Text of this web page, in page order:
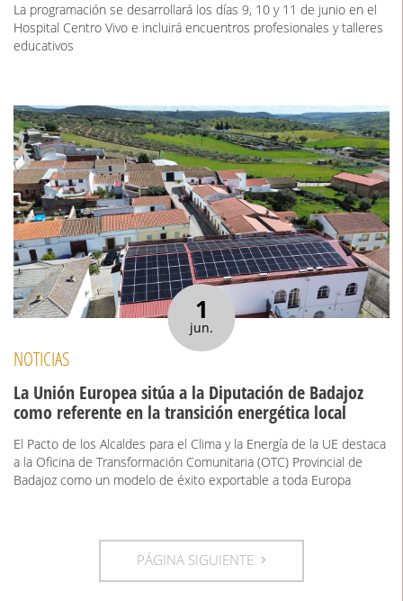
La programación se desarrollará los días 9, 10 y 11 de junio en el
Hospital Centro Vivo e incluirá encuentros profesionales y talleres
educativos
1
jun.
NOTICIAS
La Unión Europea sitúa a la Diputación de Badajoz
como referente en la transición energética local
El Pacto de los Alcaldes para el Clima y la Energía de la UE destaca
a la Oficina de Transformación Comunitaria (OTC) Provincial de
Badajoz como un modelo de éxito exportable a toda Europa
PÁGINA SIGUIENTE